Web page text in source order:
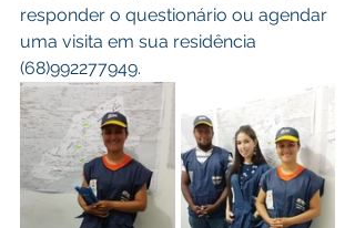
responder o questionário ou agendar
uma visita em sua residência
(68)992277949.